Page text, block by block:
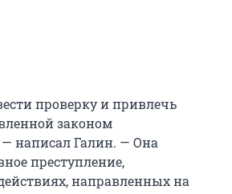
проверку и привлечь
законом
— написал Галин. — Она
преступление,
направленных на